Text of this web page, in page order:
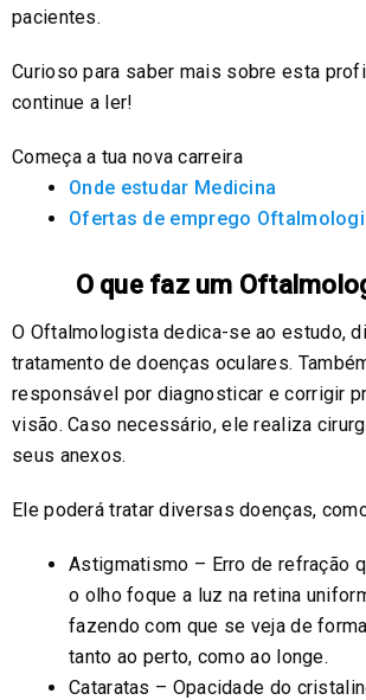
pacientes.
Curioso para saber mais sobre esta
continue a ler!
Começa a tua nova carreira
Onde estudar Medicina
Ofertas de emprego
O que faz um
O Oftalmologista dedica-se ao estudo,
tratamento de doenças oculares.
responsável por diagnosticar e corrigir
visão. Caso necessário, ele realiza
seus anexos.
Ele poderá tratar diversas doenças,
Astigmatismo – Erro de refração
o olho foque a luz na retina
fazendo com que se veja de
tanto ao perto, como ao longe.
Cataratas – Opacidade do